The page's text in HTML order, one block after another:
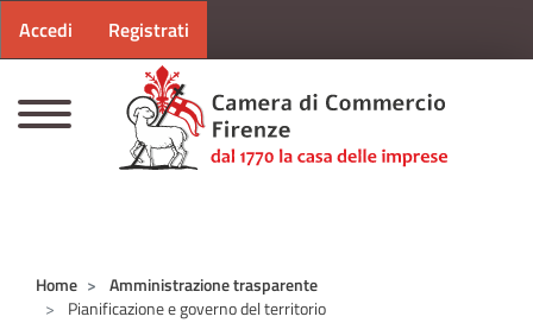
Menu profilo utente
Accedi Registrati
Home
Amministrazione trasparente
Pianificazione e governo del territorio